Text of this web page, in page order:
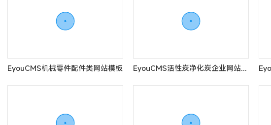
EyouCMS机械零件配件类网站模板 EyouCMS活性炭净化炭企业网站模板